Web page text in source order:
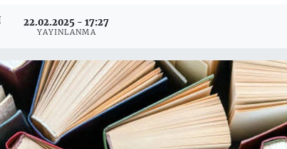
22.02.2025 - 17:27
YAYINLANMA